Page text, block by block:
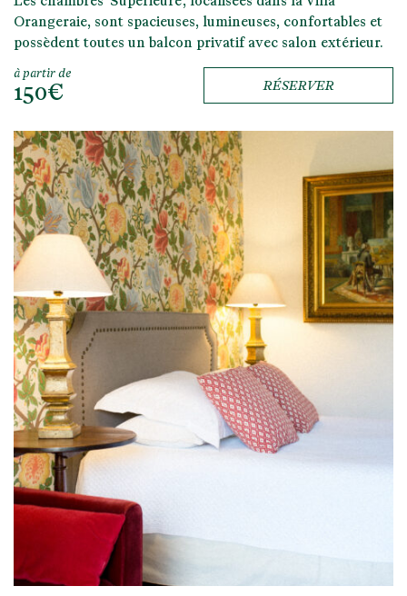
Orangeraie, sont spacieuses, lumineuses, confortables et
possèdent toutes un balcon privatif avec salon extérieur.
à partir de
150€ RÉSERVER